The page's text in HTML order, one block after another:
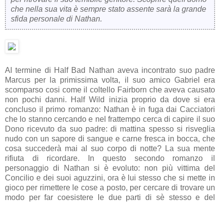
che nella sua vita è sempre stato assente sarà la grande
sfida personale di Nathan.
Al termine di Half Bad Nathan aveva incontrato suo padre
Marcus per la primissima volta, il suo amico Gabriel era
scomparso cosi come il coltello Fairborn che aveva causato
non pochi danni. Half Wild inizia proprio da dove si era
concluso il primo romanzo: Nathan è in fuga dai Cacciatori
che lo stanno cercando e nel frattempo cerca di capire il suo
Dono ricevuto da suo padre: di mattina spesso si risveglia
nudo con un sapore di sangue e carne fresca in bocca, che
cosa succederà mai al suo corpo di notte? La sua mente
rifiuta di ricordare. In questo secondo romanzo il
personaggio di Nathan si è evoluto: non più vittima del
Concilio e dei suoi aguzzini, ora è lui stesso che si mette in
gioco per rimettere le cose a posto, per cercare di trovare un
modo per far coesistere le due parti di sè stesso e del